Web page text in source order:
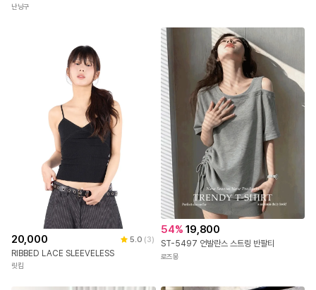
난닝구
20,000 5.0 (3)
RIBBED LACE SLEEVELESS
릿킴
54% 19,800
ST-5497 언발란스 스트링 반팔티
로즈몽